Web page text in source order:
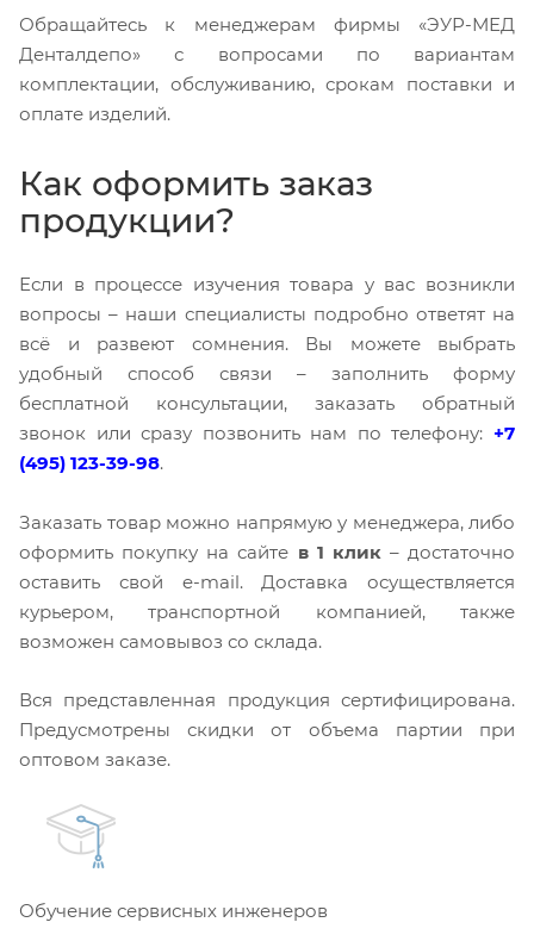
Обращайтесь к менеджерам фирмы «ЭУР-МЕД
Денталдепо» с вопросами по вариантам
комплектации, обслуживанию, срокам поставки и
оплате изделий.
Как оформить заказ
продукции?
Если в процессе изучения товара у вас возникли
вопросы – наши специалисты подробно ответят на
всё и развеют сомнения. Вы можете выбрать
удобный способ связи – заполнить форму
бесплатной консультации, заказать обратный
звонок или сразу позвонить нам по телефону: +7
(495) 123-39-98.
Заказать товар можно напрямую у менеджера, либо
оформить покупку на сайте в 1 клик – достаточно
оставить свой e-mail. Доставка осуществляется
курьером, транспортной компанией, также
возможен самовывоз со склада.
Вся представленная продукция сертифицирована.
Предусмотрены скидки от объема партии при
оптовом заказе.
Обучение сервисных инженеров